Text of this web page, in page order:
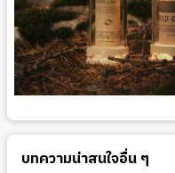
บทความน่าสนใจอื่น ๆ